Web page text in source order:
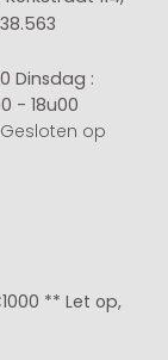
Dinsdag :
- 18u00
op
** Let op,